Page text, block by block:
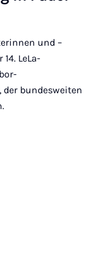
und –
LeLa-
der bundesweiten